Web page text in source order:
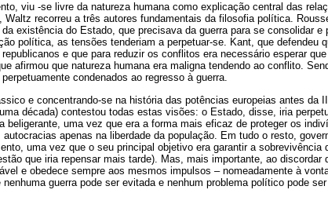
viu -se livre da natureza humana como explicação central das
Waltz recorreu a três autores fundamentais da filosofia política.
existência do Estado, que precisava da guerra para se consolidar e
política, as tensões tenderiam a perpetuar-se. Kant, que defendeu
e que para reduzir os conflitos era necessário esperar
afirmou que natureza humana era maligna tendendo ao conflito.
condenados ao regresso à guerra.
e concentrando-se na história das potências europeias antes da
década) contestou todas estas visões: o Estado, disse, iria
beligerante, uma vez que era a forma mais eficaz de proteger os
apenas na liberdade da população. Em tudo o resto,
uma vez que o seu principal objetivo era garantir a sobrevivência
que iria repensar mais tarde). Mas, mais importante, ao discordar
e obedece sempre aos mesmos impulsos – nomeadamente à
guerra pode ser evitada e nenhum problema político pode ser